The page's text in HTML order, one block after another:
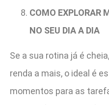
COMO EXPLORAR
NO SEU DIA A DIA
Se a sua rotina já é
renda a mais, o ideal é
momentos para as